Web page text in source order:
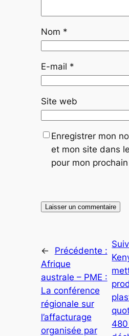
Nom *
E-mail *
Site web
Enregistrer mon
et mon site dans
pour mon
←
Précédente :
Afrique
australe – PME :
La conférence
régionale sur
l’affacturage
organisée par